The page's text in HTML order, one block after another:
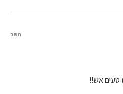
טעים אש!!
השב